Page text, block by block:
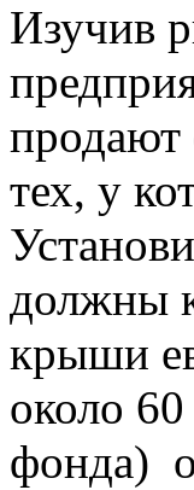
Изучив
продают
тех, у
должны
крыши
около
фонда)